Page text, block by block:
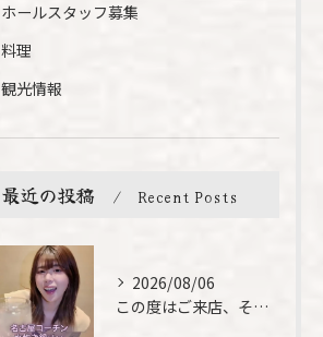
ホールスタッフ募集
料理
観光情報
最近の投稿 Recent Posts
2026/08/06
この度はご来店、そして素敵なご紹介誠にありがとうございます✨...